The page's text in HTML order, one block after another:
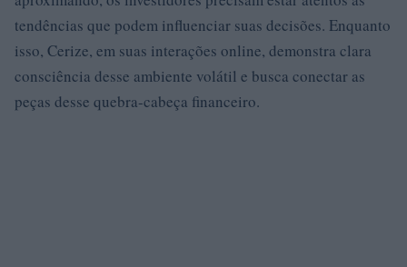
tendências que podem influenciar suas decisões. Enquanto
isso, Cerize, em suas interações online, demonstra clara
consciência desse ambiente volátil e busca conectar as
peças desse quebra-cabeça financeiro.